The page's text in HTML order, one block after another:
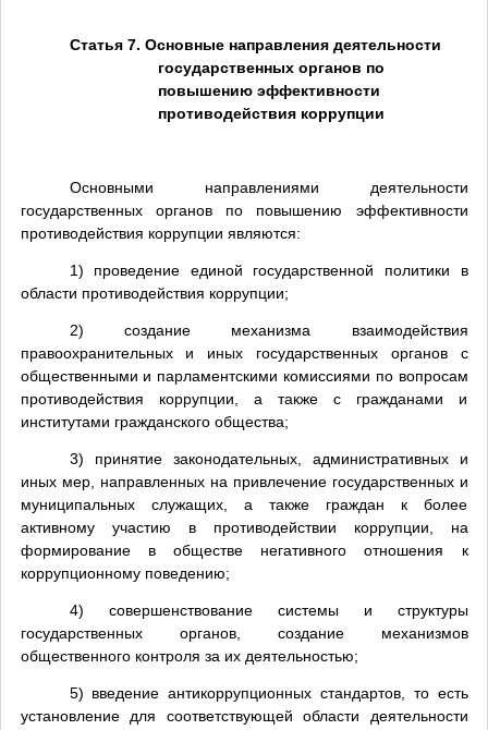
Статья 7. Основные направления деятельности
государственных органов по
повышению эффективности
противодействия коррупции
Основными направлениями деятельности
государственных органов по повышению эффективности
противодействия коррупции являются:
1) проведение единой государственной политики в
области противодействия коррупции;
2) создание механизма взаимодействия
правоохранительных и иных государственных органов с
общественными и парламентскими комиссиями по вопросам
противодействия коррупции, а также с гражданами и
институтами гражданского общества;
3) принятие законодательных, административных и
иных мер, направленных на привлечение государственных и
муниципальных служащих, а также граждан к более
активному участию в противодействии коррупции, на
формирование в обществе негативного отношения к
коррупционному поведению;
4) совершенствование системы и структуры
государственных органов, создание механизмов
общественного контроля за их деятельностью;
5) введение антикоррупционных стандартов, то есть
установление для соответствующей области деятельности